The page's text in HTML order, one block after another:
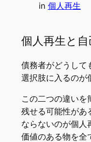
in 個人再生
個人再生と
債務者がどうして
選択肢に入るのが
この二つの違いを
残せる可能性があ
ならないのが個人
価値のある物を全